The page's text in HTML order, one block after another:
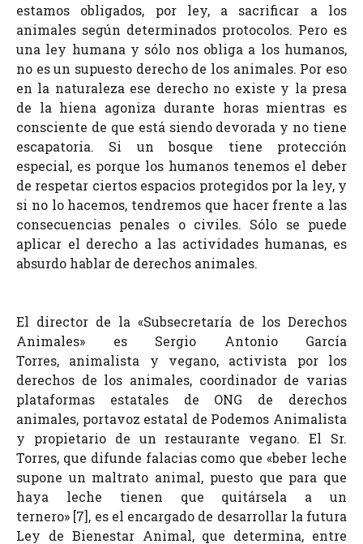
estamos obligados, por ley, a sacrificar a los
animales según determinados protocolos. Pero es
una ley humana y sólo nos obliga a los humanos,
no es un supuesto derecho de los animales. Por eso
en la naturaleza ese derecho no existe y la presa
de la hiena agoniza durante horas mientras es
consciente de que está siendo devorada y no tiene
escapatoria. Si un bosque tiene protección
especial, es porque los humanos tenemos el deber
de respetar ciertos espacios protegidos por la ley, y
si no lo hacemos, tendremos que hacer frente a las
consecuencias penales o civiles. Sólo se puede
aplicar el derecho a las actividades humanas, es
absurdo hablar de derechos animales.
El director de la «Subsecretaría de los Derechos
Animales» es Sergio Antonio García
Torres, animalista y vegano, activista por los
derechos de los animales, coordinador de varias
plataformas estatales de ONG de derechos
animales, portavoz estatal de Podemos Animalista
y propietario de un restaurante vegano. El Sr.
Torres, que difunde falacias como que «beber leche
supone un maltrato animal, puesto que para que
haya leche tienen que quitársela a un
ternero» [7], es el encargado de desarrollarla futura
Ley de Bienestar Animal, que determina, entre